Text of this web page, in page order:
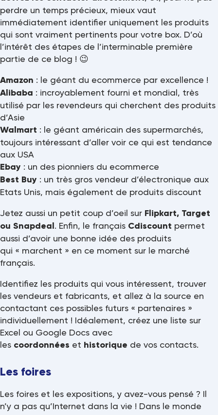
perdre un temps précieux, mieux vaut
immédiatement identifier uniquement les produits
qui sont vraiment pertinents pour votre box. D’où
l’intérêt des étapes de l’interminable première
partie de ce blog ! 😉
Amazon : le géant du ecommerce par excellence !
Alibaba : incroyablement fourni et mondial, très
utilisé par les revendeurs qui cherchent des produits
d’Asie
Walmart : le géant américain des supermarchés,
toujours intéressant d’aller voir ce qui est tendance
aux USA
Ebay : un des pionniers du ecommerce
Best Buy : un très gros vendeur d’électronique aux
Etats Unis, mais également de produits discount
Jetez aussi un petit coup d’oeil sur Flipkart, Target
ou Snapdeal. Enfin, le français Cdiscount permet
aussi d’avoir une bonne idée des produits
qui « marchent » en ce moment sur le marché
français.
Identifiez les produits qui vous intéressent, trouver
les vendeurs et fabricants, et allez à la source en
contactant ces possibles futurs « partenaires »
individuellement ! Idéalement, créez une liste sur
Excel ou Google Docs avec
les coordonnées et historique de vos contacts.
Les foires
Les foires et les expositions, y avez-vous pensé ? Il
n’y a pas qu’Internet dans la vie ! Dans le monde